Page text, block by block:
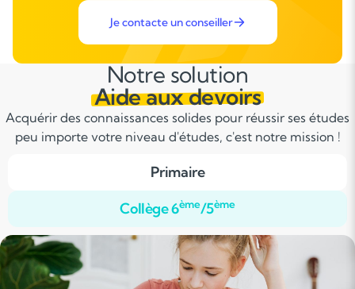
Je contacte un conseiller
Notre solution
Aide aux devoirs
Acquérir des connaissances solides pour réussir ses études
peu importe votre niveau d'études, c'est notre mission !
Primaire
Collège 6ème/5ème